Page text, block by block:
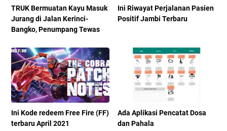
TRUK Bermuatan Kayu Masuk
Jurang di Jalan Kerinci-
Bangko, Penumpang Tewas
Ini Riwayat Perjalanan Pasien
Positif Jambi Terbaru
Ini Kode redeem Free Fire (FF)
terbaru April 2021
Ada Aplikasi Pencatat Dosa
dan Pahala